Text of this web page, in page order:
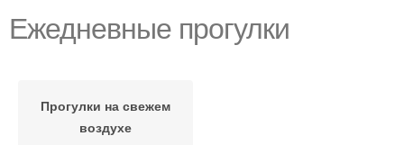
Ежедневные прогулки
Прогулки на свежем
воздухе